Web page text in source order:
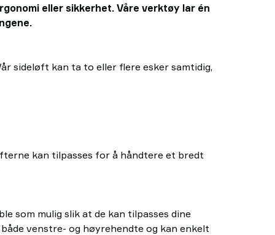
eller sikkerhet. Våre verktøy lar én
sideløft kan ta to eller flere esker samtidig,
kan tilpasses for å håndtere et bredt
som mulig slik at de kan tilpasses dine
venstre- og høyrehendte og kan enkelt